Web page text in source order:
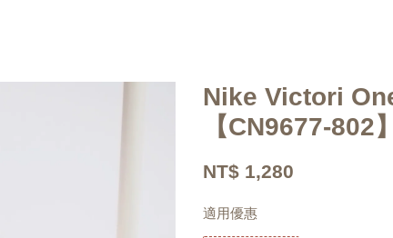
Nike Victori
【CN9677-802】
NT$ 1,280
適用優惠